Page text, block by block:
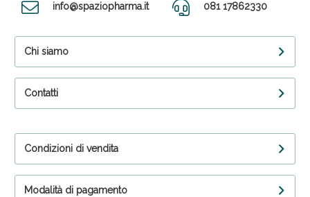
info@spaziopharma.it 081 17862330
Chi siamo
Contatti
Condizioni di vendita
Modalità di pagamento